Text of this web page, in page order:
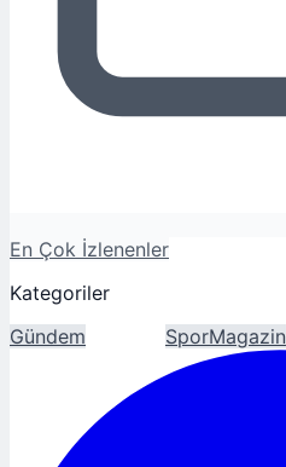
En Çok İzlenenler
Kategoriler
Gündem
SporMagazin